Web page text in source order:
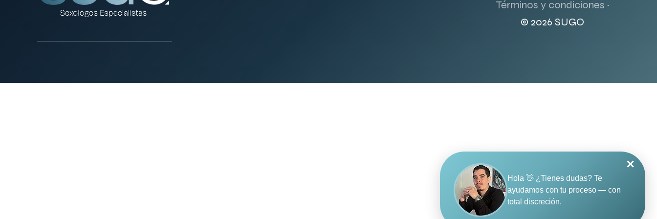
✕
Hola 👋 ¿Tienes dudas? Te
ayudamos con tu proceso — con
total discreción.
Términos y condiciones ·
© 2026 SUGO